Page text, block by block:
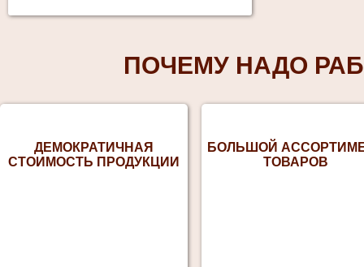
ПОЧЕМУ НАДО
ДЕМОКРАТИЧНАЯ
СТОИМОСТЬ ПРОДУКЦИИ
БОЛЬШОЙ
ТОВАРОВ